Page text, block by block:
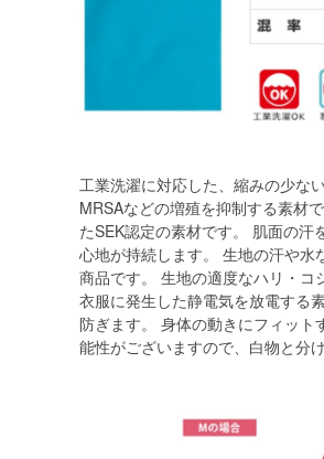
工業洗濯に対応した、縮みの少な
MRSAなどの増殖を抑制する素材
たSEK認定の素材です。 肌面の
心地が持続します。 生地の汗や
商品です。 生地の適度なハリ・
衣服に発生した静電気を放電する
防ぎます。 身体の動きにフィッ
能性がございますので、白物と分